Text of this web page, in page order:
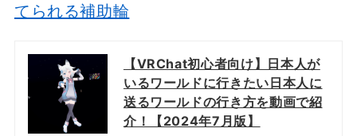
てられる補助輪
【VRChat初心者向け】日本人が
いるワールドに行きたい日本人に
送るワールドの行き方を動画で紹
介！【2024年7月版】